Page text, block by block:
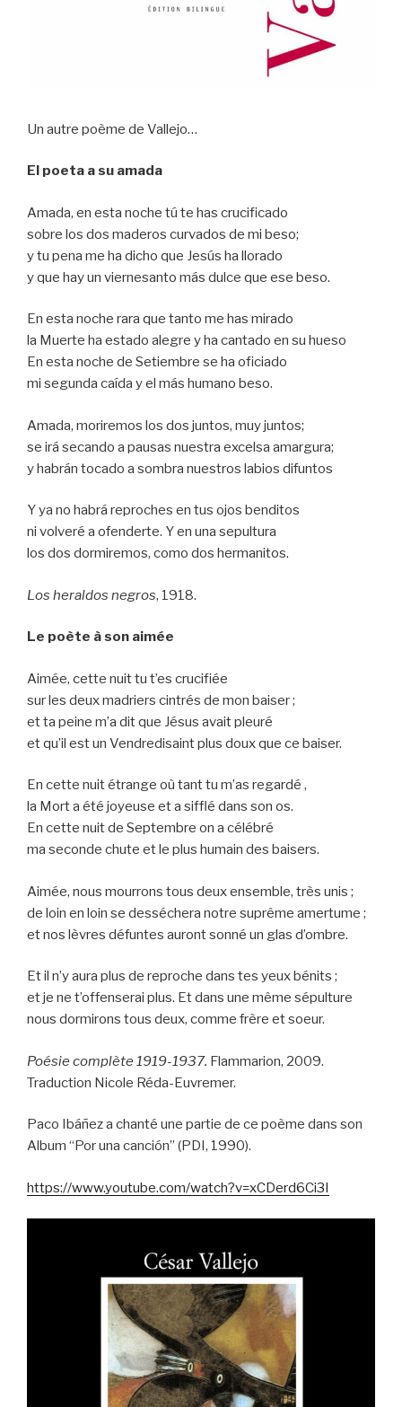
Un autre poème de Vallejo…
El poeta a su amada
Amada, en esta noche tú te has crucificado
sobre los dos maderos curvados de mi beso;
y tu pena me ha dicho que Jesús ha llorado
y que hay un viernesanto más dulce que ese beso.
En esta noche rara que tanto me has mirado
la Muerte ha estado alegre y ha cantado en su hueso
En esta noche de Setiembre se ha oficiado
mi segunda caída y el más humano beso.
Amada, moriremos los dos juntos, muy juntos;
se irá secando a pausas nuestra excelsa amargura;
y habrán tocado a sombra nuestros labios difuntos
Y ya no habrá reproches en tus ojos benditos
ni volveré a ofenderte. Y en una sepultura
los dos dormiremos, como dos hermanitos.
Los heraldos negros, 1918.
Le poète à son aimée
Aimée, cette nuit tu t’es crucifiée
sur les deux madriers cintrés de mon baiser ;
et ta peine m’a dit que Jésus avait pleuré
et qu’il est un Vendredisaint plus doux que ce baiser.
En cette nuit étrange où tant tu m’as regardé ,
la Mort a été joyeuse et a sifflé dans son os.
En cette nuit de Septembre on a célébré
ma seconde chute et le plus humain des baisers.
Aimée, nous mourrons tous deux ensemble, très unis ;
de loin en loin se desséchera notre suprême amertume ;
et nos lèvres défuntes auront sonné un glas d’ombre.
Et il n’y aura plus de reproche dans tes yeux bénits ;
et je ne t’offenserai plus. Et dans une même sépulture
nous dormirons tous deux, comme frère et soeur.
Poésie complète 1919-1937. Flammarion, 2009.
Traduction Nicole Réda-Euvremer.
Paco Ibáñez a chanté une partie de ce poème dans son
Album “Por una canción” (PDI, 1990).
https://www.youtube.com/watch?v=xCDerd6Ci3I